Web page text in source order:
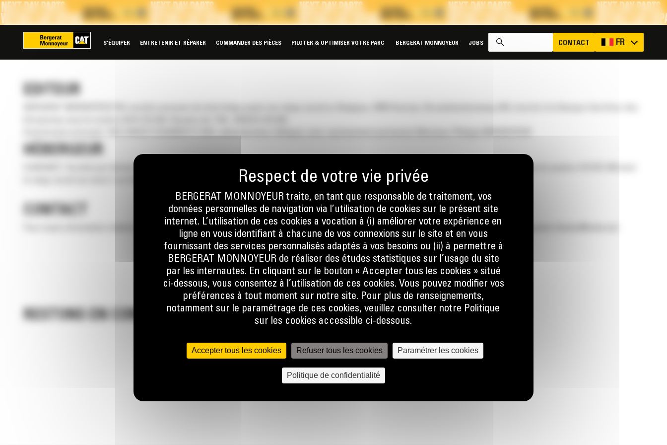
S'ÉQUIPER ENTRETENIR ET RÉPARER COMMANDER DES PIÈCES PILOTER & OPTIMISER VOTRE PARC BERGERAT MONNOYEUR JOBS CONTACT FR
EDITEUR
HÉBERGEUR
CLARANET, Société par Actions simplifiée au capital de 5.332.300 d’Euros, immatriculée au Registre du Commerce et des Sociétés de Paris sous le numéro 419 632 286 dont
CONTACT
Pour toute information relative au fonctionnement ou à l’utilisation du site Internet, veuillez contacter le département marketing et communication (bmbe@bmbe.be)
RESTONS EN CONTACT
Panneau de gestion des cookies
BERGERAT MONNOYEUR traite, en tant que responsable de traitement, vos
données personnelles de navigation via l’utilisation de cookies sur le présent site
internet. L’utilisation de ces cookies a vocation à (i) améliorer votre expérience en
ligne en vous identifiant à chacune de vos connexions sur le site et en vous
fournissant des services personnalisés adaptés à vos besoins ou (ii) à permettre à
BERGERAT MONNOYEUR de réaliser des études statistiques sur l’usage du site
par les internautes. En cliquant sur le bouton « Accepter tous les cookies » situé
ci-dessous, vous consentez à l’utilisation de ces cookies. Vous pouvez modifier vos
préférences à tout moment sur notre site. Pour plus de renseignements,
notamment sur le paramétrage de ces cookies, veuillez consulter notre Politique
sur les cookies accessible ci-dessous.
Accepter tous les cookies Refuser tous les cookies Paramétrer les cookies
Politique de confidentialité